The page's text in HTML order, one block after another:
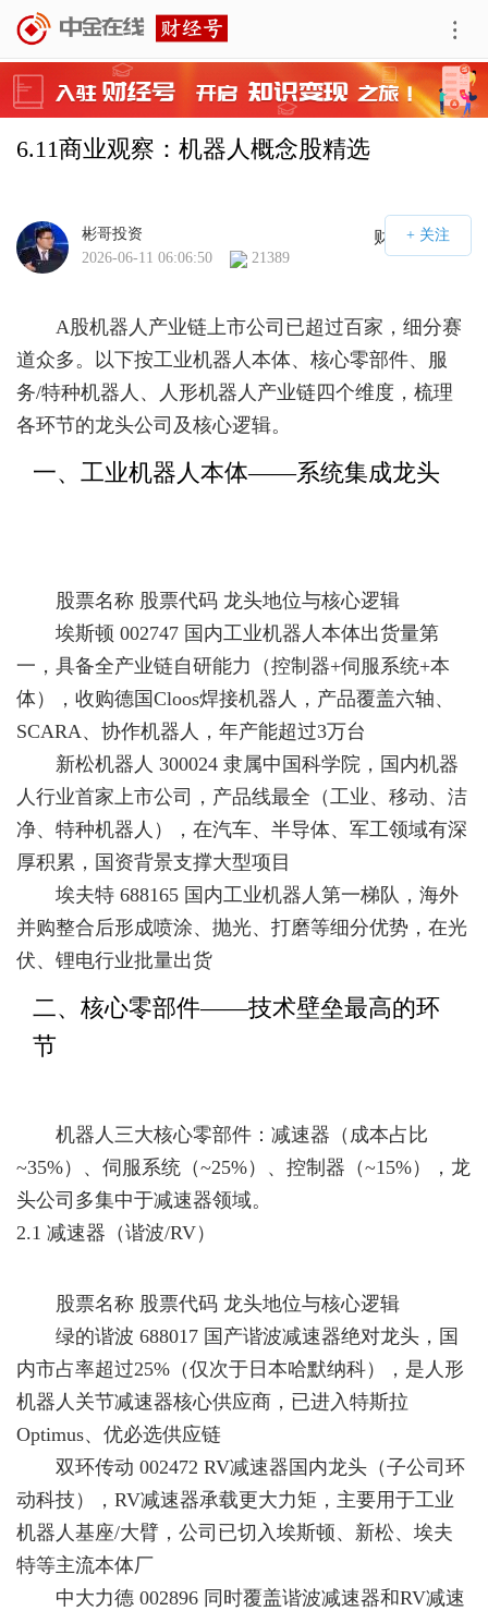
6.11商业观察：机器人概念股精选
财经号APP
彬哥投资
2026-06-11 06:06:50
21389
A股机器人产业链上市公司已超过百家，细分赛
道众多。以下按工业机器人本体、核心零部件、服
务/特种机器人、人形机器人产业链四个维度，梳理
各环节的龙头公司及核心逻辑。
一、工业机器人本体——系统集成龙头
股票名称 股票代码 龙头地位与核心逻辑
埃斯顿 002747 国内工业机器人本体出货量第
一，具备全产业链自研能力（控制器+伺服系统+本
体），收购德国Cloos焊接机器人，产品覆盖六轴、
SCARA、协作机器人，年产能超过3万台
新松机器人 300024 隶属中国科学院，国内机器
人行业首家上市公司，产品线最全（工业、移动、洁
净、特种机器人），在汽车、半导体、军工领域有深
厚积累，国资背景支撑大型项目
埃夫特 688165 国内工业机器人第一梯队，海外
并购整合后形成喷涂、抛光、打磨等细分优势，在光
伏、锂电行业批量出货
二、核心零部件——技术壁垒最高的环
节
机器人三大核心零部件：减速器（成本占比
~35%）、伺服系统（~25%）、控制器（~15%），龙
头公司多集中于减速器领域。
2.1 减速器（谐波/RV）
股票名称 股票代码 龙头地位与核心逻辑
绿的谐波 688017 国产谐波减速器绝对龙头，国
内市占率超过25%（仅次于日本哈默纳科），是人形
机器人关节减速器核心供应商，已进入特斯拉
Optimus、优必选供应链
双环传动 002472 RV减速器国内龙头（子公司环
动科技），RV减速器承载更大力矩，主要用于工业
机器人基座/大臂，公司已切入埃斯顿、新松、埃夫
特等主流本体厂
中大力德 002896 同时覆盖谐波减速器和RV减速